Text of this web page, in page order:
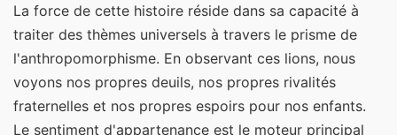
La force de cette histoire réside dans sa capacité à
traiter des thèmes universels à travers le prisme de
l'anthropomorphisme. En observant ces lions, nous
voyons nos propres deuils, nos propres rivalités
fraternelles et nos propres espoirs pour nos enfants.
Le sentiment d'appartenance est le moteur principal